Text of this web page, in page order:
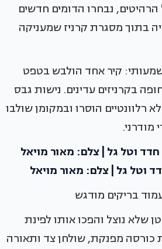
הרהיטים, נבחרו הדומים חדשים
בתוך מסגרת קרניז שמעניקה
קיר אחד הולבש בטפט
בקרניזים עדינים. נישות גבס
רלוונטיים הוסרו ובמקומן שולבו
מודרני.
וטל גל | צלם: מאור מויאל
בריקים מודגש
שלא נוצל והפכו אותו לפינת
כורסה מפנקת, שולחן צד ותאורה